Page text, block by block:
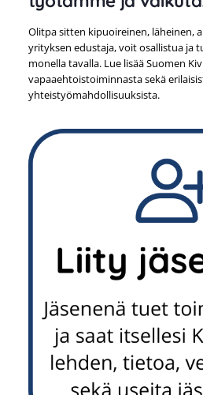
Olitpa sitten kipuoireinen, läheinen,
yrityksen edustaja, voit osallistua ja
monella tavalla. Lue lisää Suomen
vapaaehtoistoiminnasta sekä
yhteistyömahdollisuuksista.